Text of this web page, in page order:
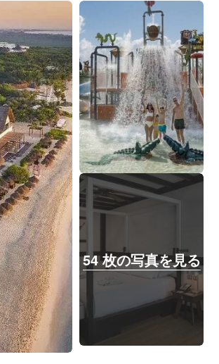
54 枚の写真を見る
54 枚の写真を見る